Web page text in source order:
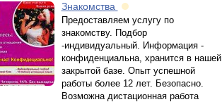
Знакомства
Предоставляем услугу по
знакомству. Подбор
-индивидуальный. Информация -
конфиденциальна, хранится в нашей
закрытой базе. Опыт успешной
работы более 12 лет. Безопасно.
Возможна дистационная работа